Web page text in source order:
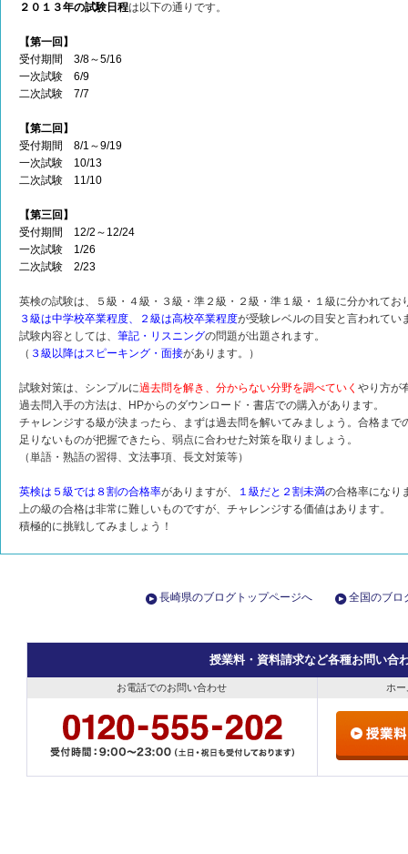
２０１３年の試験日程は以下の通りです。
【第一回】
受付期間 3/8～5/16
一次試験 6/9
二次試験 7/7
【第二回】
受付期間 8/1～9/19
一次試験 10/13
二次試験 11/10
【第三回】
受付期間 12/2～12/24
一次試験 1/26
二次試験 2/23
英検の試験は、５級・４級・３級・準２級・２級・準１級・１級に分かれてお
３級は中学校卒業程度、２級は高校卒業程度が受験レベルの目安と言われてい
試験内容としては、 筆記・リスニングの問題が出題されます。
（ ３級以降はスピーキング・面接があります。）
試験対策は、シンプルに過去問を解き、分からない分野を調べていく やり方が
過去問入手の方法は、HPからのダウンロード・書店での購入があります。
チャレンジする級が決まったら、まずは過去問を解いてみましょう。合格まで
足りないものが把握できたら、弱点に合わせた対策を取りましょう。
（単語・熟語の習得、文法事項、長文対策等）
英検は５級では８割の合格率がありますが、 １級だと２割未満の合格率になり
上の級の合格は非常に難しいものですが、チャレンジする価値はあります。
積極的に挑戦してみましょう！
長崎県のブログトップページへ 全国のブロ
授業料・資料請求など各種お問い合
お電話でのお問い合わせ ホ